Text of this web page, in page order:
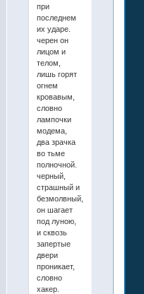
при
последнем
их ударе.
черен он
лицом и
телом,
лишь горят
огнем
кровавым,
словно
лампочки
модема,
два зрачка
во тьме
полночной.
черный,
страшный и
безмолвный,
он шагает
под луною,
и сквозь
запертые
двери
проникает,
словно
хакер.